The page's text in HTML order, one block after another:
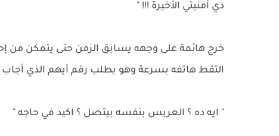
دي أمنيتي الأخيرة !!! "
خرج هائمة على وجهه يسابق الزمن حتى يتمكن من
التقط هاتفه بسرعة وهو يطلب رقم أيهم الذي أجاب
" ايه ده ؟ العريس بنفسه بيتصل ؟ اكيد في حاجه "